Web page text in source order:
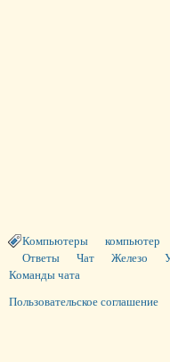
Компьютеры компьютер
Ответы
Чат Железо
Команды чата
Пользовательское соглашение